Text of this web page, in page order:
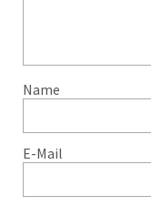
Name
E-Mail